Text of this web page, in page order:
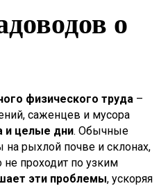
о
физического труда –
саженцев и мусора
и целые дни. Обычные
рыхлой почве и склонах,
не проходит по узким
эти проблемы, ускоряя